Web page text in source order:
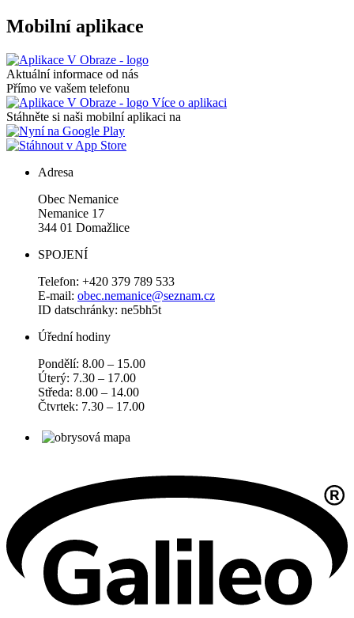
Mobilní aplikace
Aktuální informace od nás
Přímo ve vašem telefonu
Více o aplikaci
Stáhněte si naši mobilní aplikaci na
Adresa
Obec Nemanice
Nemanice 17
344 01 Domažlice
SPOJENÍ
Telefon: +420 379 789 533
E-mail: obec.nemanice@seznam.cz
ID datschránky: ne5bh5t
Úřední hodiny
Pondělí: 8.00 – 15.00
Úterý: 7.30 – 17.00
Středa: 8.00 – 14.00
Čtvrtek: 7.30 – 17.00